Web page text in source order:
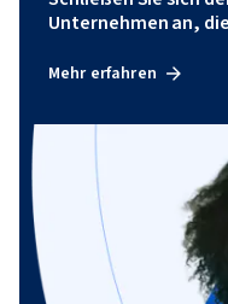
Unternehmen an,
Mehr erfahren